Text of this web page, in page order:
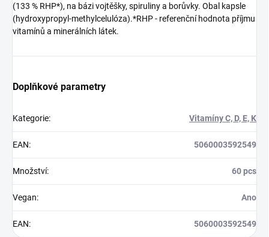
(133 % RHP*), na bázi vojtěšky, spiruliny a borůvky. Obal kapsle
(hydroxypropyl-methylcelulóza).*RHP - referenční hodnota příjmu
vitamínů a minerálních látek.
Doplňkové parametry
Kategorie: Vitamíny C, D, E, K
EAN: 5060003592549
Množství: 60 pcs
Vegan: Ano
EAN: 5060003592549